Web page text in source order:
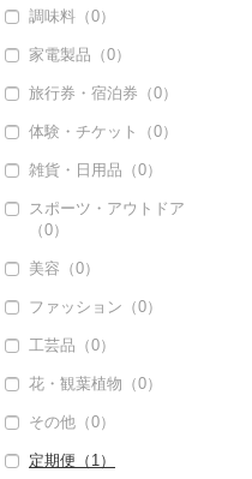
調味料（0）
家電製品（0）
旅行券・宿泊券（0）
体験・チケット（0）
雑貨・日用品（0）
スポーツ・アウトドア
（0）
美容（0）
ファッション（0）
工芸品（0）
花・観葉植物（0）
その他（0）
定期便（1）